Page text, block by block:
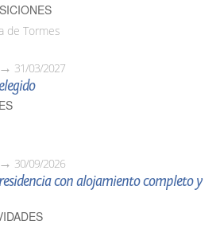
de Tormes
31/03/2027
30/09/2026
residencia con alojamiento completo y